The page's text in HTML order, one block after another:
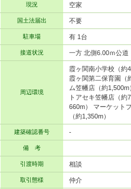
現況 空家
国土法届出 不要
駐車場 有 1台
接道状況 一方 北側6.00ｍ公道
周辺環境
霞ヶ関南小学校（約
霞ヶ関第二保育園（
ム笠幡店（約
トアセキ笠幡店（
660m） マーケット
（約1,350m）
建築確認番号 -
備 考
引渡時期 相談
取引態様 仲介